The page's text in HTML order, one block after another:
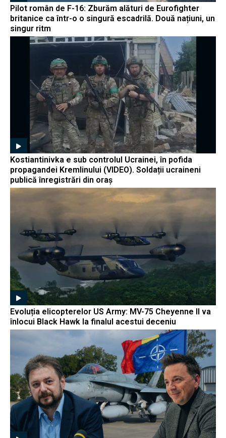
Pilot român de F-16: Zburăm alături de Eurofighter
britanice ca într-o o singură escadrilă. Două națiuni, un
singur ritm
Kostiantinivka e sub controlul Ucrainei, în pofida
propagandei Kremlinului (VIDEO). Soldații ucraineni
publică înregistrări din oraș
Evoluția elicopterelor US Army: MV-75 Cheyenne II va
înlocui Black Hawk la finalul acestui deceniu